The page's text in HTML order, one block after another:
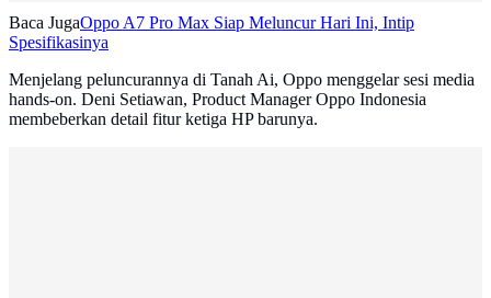
Baca JugaOppo A7 Pro Max Siap Meluncur Hari Ini, Intip
Spesifikasinya
Menjelang peluncurannya di Tanah Ai, Oppo menggelar sesi media
hands-on. Deni Setiawan, Product Manager Oppo Indonesia
membeberkan detail fitur ketiga HP barunya.